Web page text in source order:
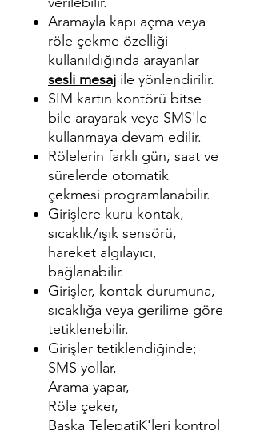
Aramayla kapı açma veya
röle çekme özelliği
kullanıldığında arayanlar
sesli mesaj ile yönlendirilir.
SIM kartın kontörü bitse
bile arayarak veya SMS'le
kullanmaya devam edilir.
Rölelerin farklı gün, saat ve
sürelerde otomatik
çekmesi programlanabilir.
Girişlere kuru kontak,
sıcaklık/ışık sensörü,
hareket algılayıcı,
bağlanabilir.
Girişler, kontak durumuna,
sıcaklığa veya gerilime göre
tetiklenebilir.
Girişler tetiklendiğinde;
SMS yollar,
Arama yapar,
Röle çeker,
Başka TelepatiK'leri kontrol